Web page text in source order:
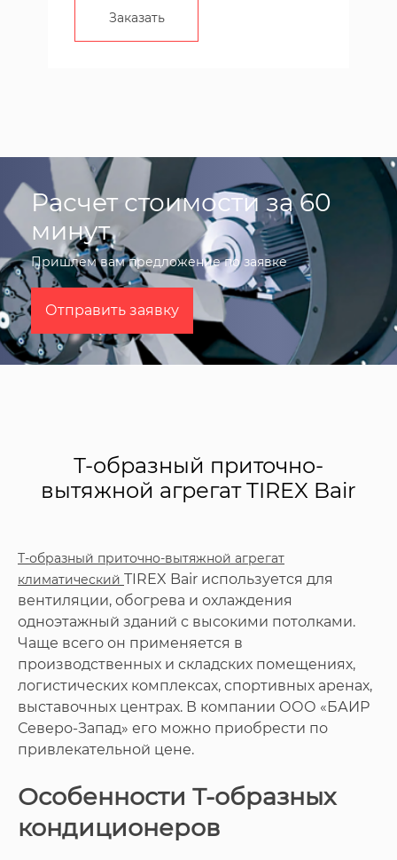
Заказать
Расчет стоимости за 60
минут
Пришлем вам предложение по заявке
Отправить заявку
Т-образный приточно-
вытяжной агрегат TIREX Bair
Т-образный приточно-вытяжной агрегат
климатический TIREX Bair используется для
вентиляции, обогрева и охлаждения
одноэтажный зданий с высокими потолками.
Чаще всего он применяется в
производственных и складских помещениях,
логистических комплексах, спортивных аренах,
выставочных центрах. В компании ООО «БАИР
Северо-Запад» его можно приобрести по
привлекательной цене.
Особенности Т-образных
кондиционеров